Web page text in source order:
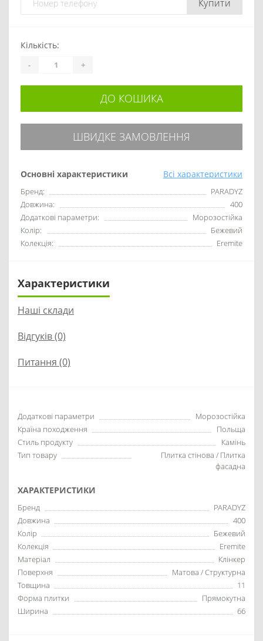
Купити
Основні характеристики Всі характеристики
Бренд:
PARADYZ
Довжина:
400
Додаткові параметри:
Морозостійка
Колір:
Бежевий
Колекція:
Eremite
Кількість:
- +
ДО КОШИКА
ШВИДКЕ ЗАМОВЛЕННЯ
Характеристики
Наші склади
Відгуків (0)
Питання (0)
Додаткові параметри
Морозостійка
Країна походження
Польща
Стиль продукту
Камінь
Тип товару
Плитка стінова / Плитка
фасадна
ХАРАКТЕРИСТИКИ
Бренд
PARADYZ
Довжина
400
Колір
Бежевий
Колекція
Eremite
Матеріал
Клінкер
Поверхня
Матова / Структурна
Товщина
11
Форма плитки
Прямокутна
Ширина
66